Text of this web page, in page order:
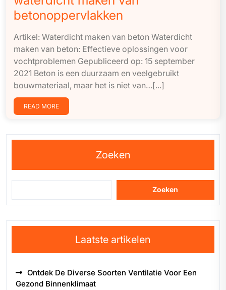
betonoppervlakken
Artikel: Waterdicht maken van beton Waterdicht
maken van beton: Effectieve oplossingen voor
vochtproblemen Gepubliceerd op: 15 september
2021 Beton is een duurzaam en veelgebruikt
bouwmateriaal, maar het is niet van…[...]
READ MORE
Zoeken
Zoeken
Laatste artikelen
Ontdek De Diverse Soorten Ventilatie Voor Een
Gezond Binnenklimaat